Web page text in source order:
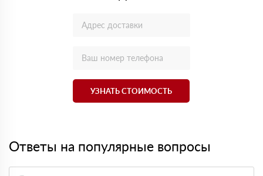
УЗНАТЬ СТОИМОСТЬ
Ответы на популярные вопросы